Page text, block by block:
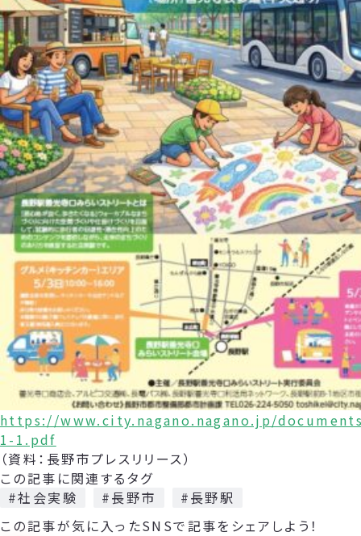
https://www.city.nagano.nagano.jp/
1-1.pdf
（資料：長野市プレスリリース）
この記事に関連するタグ
#社会実験
#長野市
#長野駅
この記事が気に入ったSNSで記事をシェアしよう！